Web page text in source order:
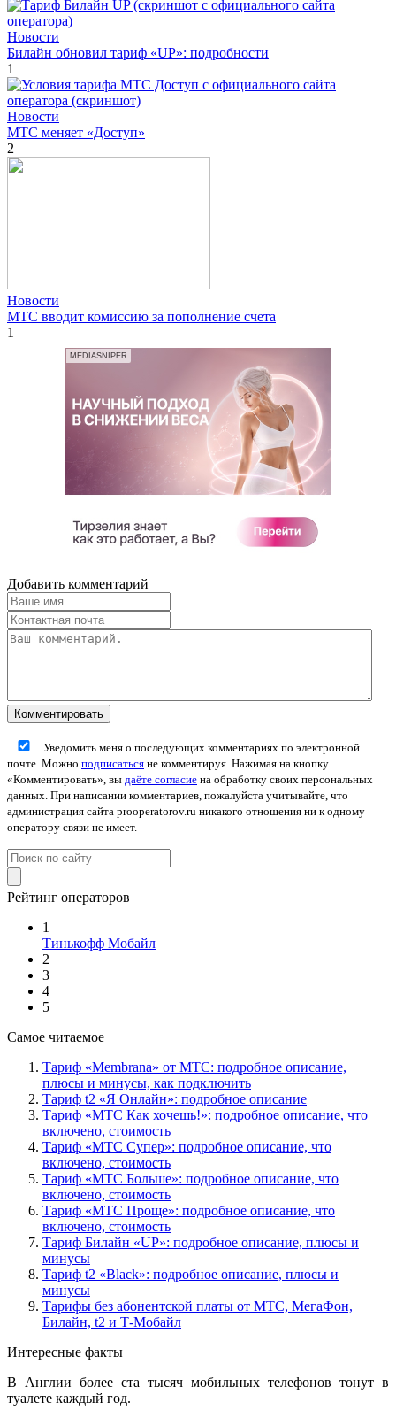
Новости
Билайн обновил тариф «UP»: подробности
1
Новости
МТС меняет «Доступ»
2
Новости
МТС вводит комиссию за пополнение счета
1
MEDIASNIPER
Добавить комментарий
Уведомить меня о последующих комментариях по электронной
почте. Можно подписаться не комментируя. Нажимая на кнопку
«Комментировать», вы даёте согласие на обработку своих персональных
данных. При написании комментариев, пожалуйста учитывайте, что
администрация сайта prooperatorov.ru никакого отношения ни к одному
оператору связи не имеет.
Рейтинг операторов
1
Тинькофф Мобайл
2
3
4
5
Самое читаемое
Тариф «Membrana» от МТС: подробное описание,
плюсы и минусы, как подключить
Тариф t2 «Я Онлайн»: подробное описание
Тариф «МТС Как хочешь!»: подробное описание, что
включено, стоимость
Тариф «МТС Супер»: подробное описание, что
включено, стоимость
Тариф «МТС Больше»: подробное описание, что
включено, стоимость
Тариф «МТС Проще»: подробное описание, что
включено, стоимость
Тариф Билайн «UP»: подробное описание, плюсы и
минусы
Тариф t2 «Black»: подробное описание, плюсы и
минусы
Тарифы без абонентской платы от МТС, МегаФон,
Билайн, t2 и Т-Мобайл
Интересные факты
В Англии более ста тысяч мобильных телефонов тонут в
туалете каждый год.